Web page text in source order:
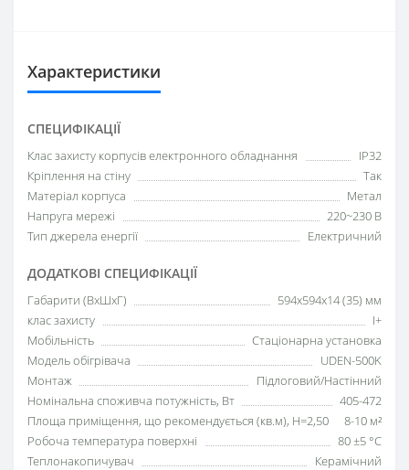
Характеристики
СПЕЦИФІКАЦІЇ
Клас захисту корпусів електронного обладнання
IP32
Кріплення на стіну
Так
Матеріал корпуса
Метал
Напруга мережі
220~230 В
Тип джерела енергії
Електричний
ДОДАТКОВІ СПЕЦИФІКАЦІЇ
Габарити (ВхШхГ)
594х594х14 (35) мм
клас захисту
I+
Мобільність
Стаціонарна установка
Модель обігрівача
UDEN-500K
Монтаж
Підлоговий/Настінний
Номінальна споживча потужність, Вт
405-472
Площа приміщення, що рекомендується (кв.м), H=2,50
8-10 м²
Робоча температура поверхні
80 ±5 °С
Теплонакопичувач
Керамічний